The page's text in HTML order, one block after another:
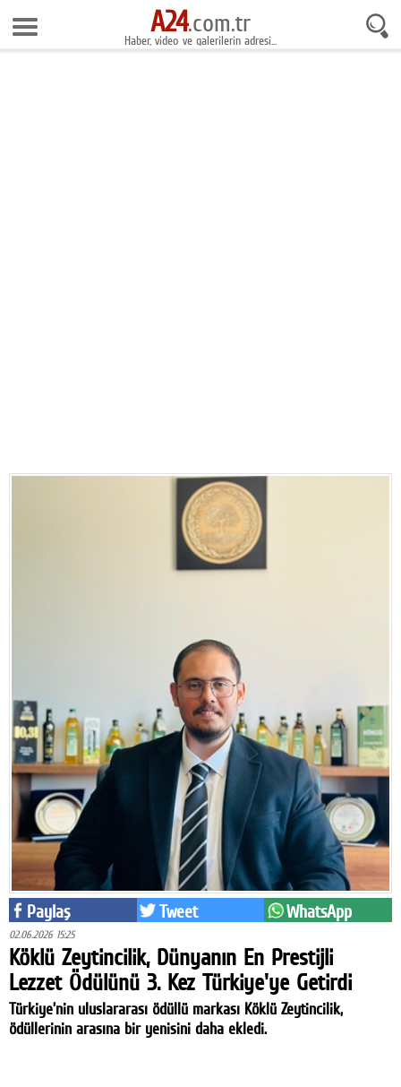
7 Ağustos 2026 22:10:31
Anasayfa
Künye
İletişim
A24 SOSYAL MEDYA
Facebook
Twitter
Google Plus
© 2026 TÜM HAKLARI SAKLIDIR
A24.com.tr
Haber, video ve galerilerin adresi...
Paylaş Tweet WhatsApp
02.06.2026 15:25
Köklü Zeytincilik, Dünyanın En Prestijli
Lezzet Ödülünü 3. Kez Türkiye'ye Getirdi
Türkiye’nin uluslararası ödüllü markası Köklü Zeytincilik,
ödüllerinin arasına bir yenisini daha ekledi.